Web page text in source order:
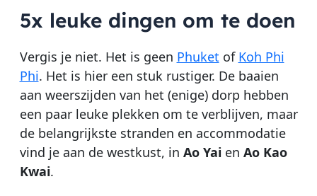
5x leuke dingen om te doen
Vergis je niet. Het is geen Phuket of Koh Phi
Phi. Het is hier een stuk rustiger. De baaien
aan weerszijden van het (enige) dorp hebben
een paar leuke plekken om te verblijven, maar
de belangrijkste stranden en accommodatie
vind je aan de westkust, in Ao Yaien Ao Kao
Kwai.